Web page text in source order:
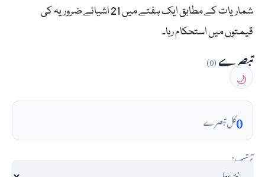
شماریات کے مطابق ایک ہفتے میں 21 اشیائے ضروریہ کی
قیمتوں میں استحکام رہا۔
تبصرے(0)
🌙
0کل تبصرے
ترتیب: